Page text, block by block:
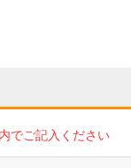
でご記入ください